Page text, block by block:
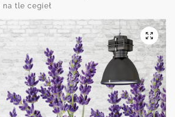
na tle cegieł